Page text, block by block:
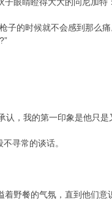
子的时候就不会感到那么痛
认，我的第一印象是他只
寻常的谈话。
野餐的气氛，直到他们意